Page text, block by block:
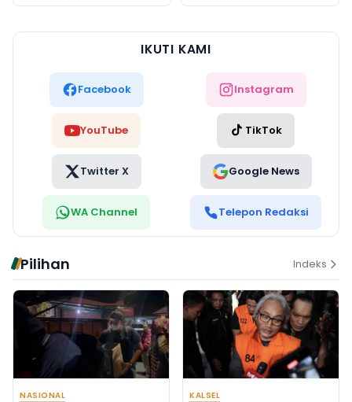
IKUTI KAMI
Facebook Instagram
YouTube TikTok
Twitter X Google News
WA Channel Telepon Redaksi
Pilihan Indeks
NASIONAL KALSEL